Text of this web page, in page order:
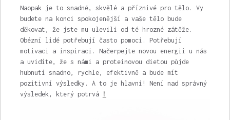
Naopak je to snadné, skvělé a příznivé pro tělo. Vy
budete na konci spokojenější a vaše tělo bude
děkovat, že jste mu ulevili od té hrozné zátěže.
Obézní lidé potřebují často pomoci. Potřebují
motivaci a inspiraci. Načerpejte novou energii u nás
a uvidíte, že s námi a proteinovou dietou půjde
hubnutí snadno, rychle, efektivně a bude mít
pozitivní výsledky. A to je hlavní! Není nad správný
výsledek, který potrvá !